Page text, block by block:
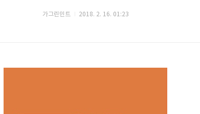
가그린민트 2018. 2. 16. 01:23